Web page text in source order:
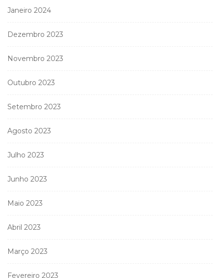
Janeiro 2024
Dezembro 2023
Novembro 2023
Outubro 2023
Setembro 2023
Agosto 2023
Julho 2023
Junho 2023
Maio 2023
Abril 2023
Março 2023
Fevereiro 2023